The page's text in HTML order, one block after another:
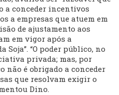
a conceder incentivos
a empresas que atuem em
de ajustamento aos
em vigor após a
Soja”. “O poder público, no
privada; mas, por
não é obrigado a conceder
que resolvam exigir o
Dino.